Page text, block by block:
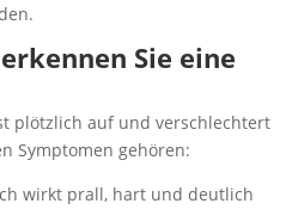
Sie eine
plötzlich auf und verschlechtert
Symptomen gehören:
wirkt prall, hart und deutlich